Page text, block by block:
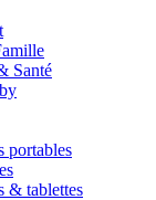
Santé
portables
& tablettes